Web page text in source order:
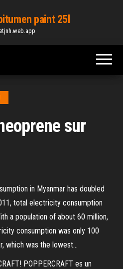
paint 25l
sur
in Myanmar has doubled
total electricity consumption
a population of about 60 million,
consumption was only 100
which was the lowest...
POPPERCRAFT es un